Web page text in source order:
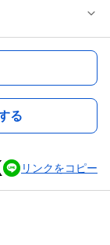
る
リンクをコピー